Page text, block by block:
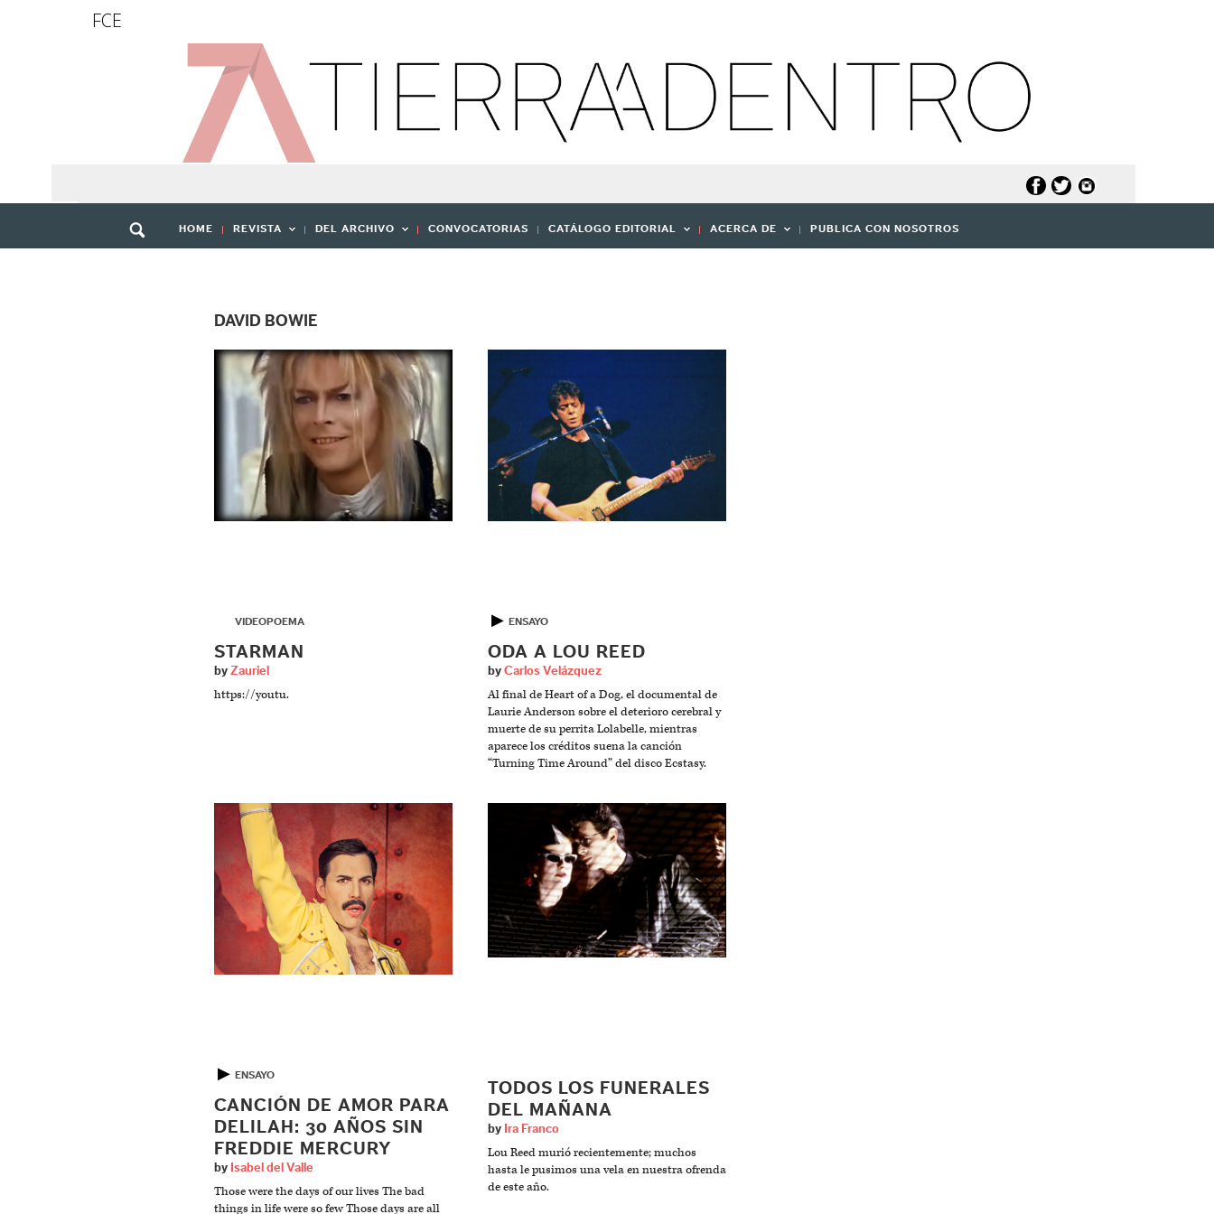
FCE
HOME REVISTA DEL ARCHIVO CONVOCATORIAS CATÁLOGO EDITORIAL ACERCA DE PUBLICA CON NOSOTROS
DAVID BOWIE
VIDEOPOEMA
STARMAN
by Zauriel
https://youtu.
▶ ENSAYO
ODA A LOU REED
by Carlos Velázquez
Al final de Heart of a Dog, el documental de
Laurie Anderson sobre el deterioro cerebral y
muerte de su perrita Lolabelle, mientras
aparece los créditos suena la canción
“Turning Time Around” del disco Ecstasy.
▶ ENSAYO
CANCIÓN DE AMOR PARA
DELILAH: 30 AÑOS SIN
FREDDIE MERCURY
by Isabel del Valle
Those were the days of our lives The bad
things in life were so few Those days are all
TODOS LOS FUNERALES
DEL MAÑANA
by Ira Franco
Lou Reed murió recientemente; muchos
hasta le pusimos una vela en nuestra ofrenda
de este año.